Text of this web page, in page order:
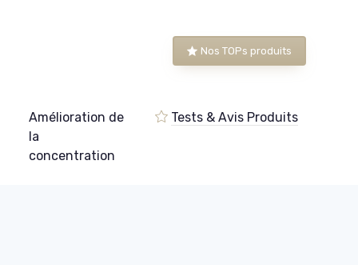
Nos TOPs produits
Amélioration de
la
concentration
Tests & Avis Produits